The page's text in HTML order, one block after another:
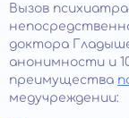
Вызов
доктора
анонимности и
преимущества
медучреждении: